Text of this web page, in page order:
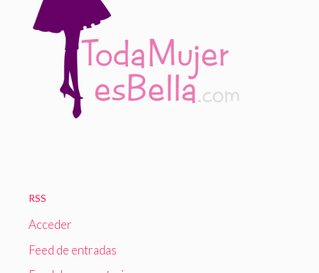
RSS
Acceder
Feed de entradas